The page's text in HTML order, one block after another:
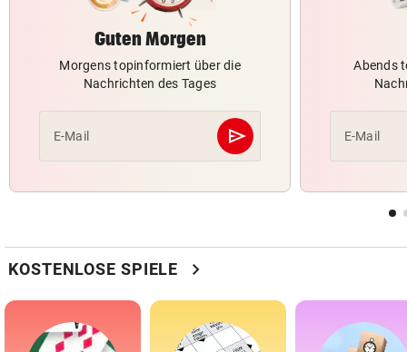
Guten Morgen
Morgens topinformiert über die
Nachrichten des Tages
E-Mail send
Abschicken
Abends
E-Mail
KOSTENLOSE SPIELE chevron_right